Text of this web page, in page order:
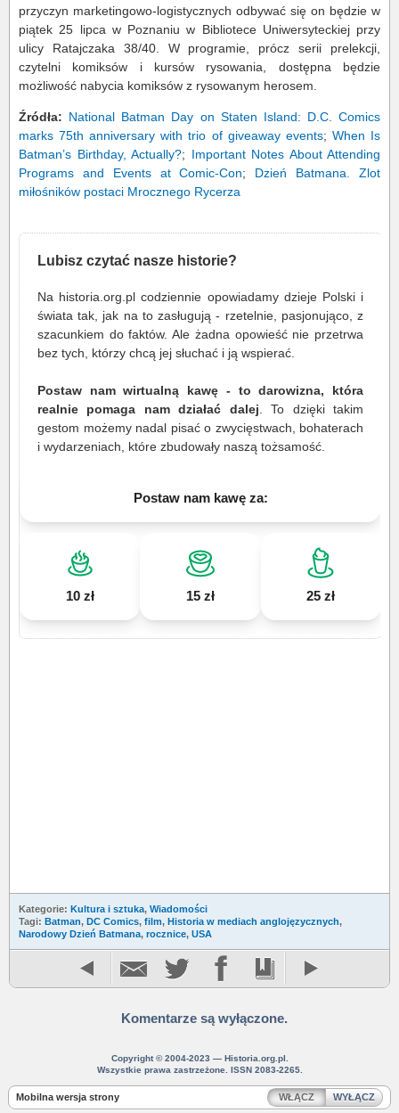
przyczyn marketingowo-logistycznych odbywać się on będzie w
piątek 25 lipca w Poznaniu w Bibliotece Uniwersyteckiej przy
ulicy Ratajczaka 38/40. W programie, prócz serii prelekcji,
czytelni komiksów i kursów rysowania, dostępna będzie
możliwość nabycia komiksów z rysowanym herosem.
Źródła: National Batman Day on Staten Island: D.C. Comics
marks 75th anniversary with trio of giveaway events; When Is
Batman’s Birthday, Actually?; Important Notes About Attending
Programs and Events at Comic-Con; Dzień Batmana. Zlot
miłośników postaci Mrocznego Rycerza
Lubisz czytać nasze historie?
Na historia.org.pl codziennie opowiadamy dzieje Polski i
świata tak, jak na to zasługują - rzetelnie, pasjonująco, z
szacunkiem do faktów. Ale żadna opowieść nie przetrwa
bez tych, którzy chcą jej słuchać i ją wspierać.
Postaw nam wirtualną kawę - to darowizna, która
realnie pomaga nam działać dalej . To dzięki takim
gestom możemy nadal pisać o zwycięstwach, bohaterach
i wydarzeniach, które zbudowały naszą tożsamość.
Postaw nam kawę za:
10 zł 15 zł 25 zł
Kategorie: Kultura i sztuka, Wiadomości
Tagi: Batman, DC Comics, film, Historia w mediach anglojęzycznych,
Narodowy Dzień Batmana, rocznice, USA
Komentarze są wyłączone.
Copyright © 2004-2023 — Historia.org.pl.
Wszystkie prawa zastrzeżone. ISSN 2083-2265.
Mobilna wersja strony WŁĄCZ WYŁĄCZ